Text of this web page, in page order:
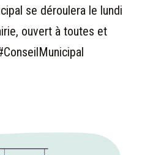
se déroulera le lundi
ouvert à toutes et